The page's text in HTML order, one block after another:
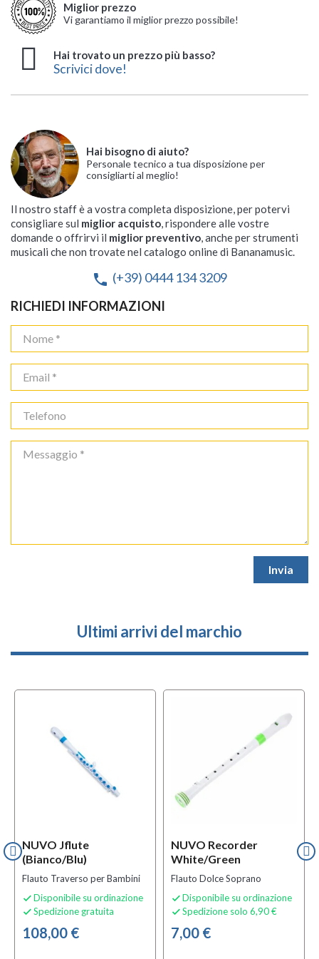
Miglior prezzo
Vi garantiamo il miglior prezzo possibile!
Hai trovato un prezzo più basso?
Scrivici dove!
Hai bisogno di aiuto?
Personale tecnico a tua disposizione per
consigliarti al meglio!
Il nostro staff è a vostra completa disposizione, per potervi
consigliare sul miglior acquisto, rispondere alle vostre
domande o offrirvi il miglior preventivo, anche per strumenti
musicali che non trovate nel catalogo online di Bananamusic.
phone (+39) 0444 134 3209
RICHIEDI INFORMAZIONI
Ultimi arrivi del marchio
NUVO Jflute
(bianco/blu)
Flauto Traverso per Bambini
 Disponibile su ordinazione
 Spedizione gratuita
108,00 €
NUVO Recorder
White/green
Flauto Dolce Soprano
 Disponibile su ordinazione
 Spedizione solo 6,90 €
7,00 €